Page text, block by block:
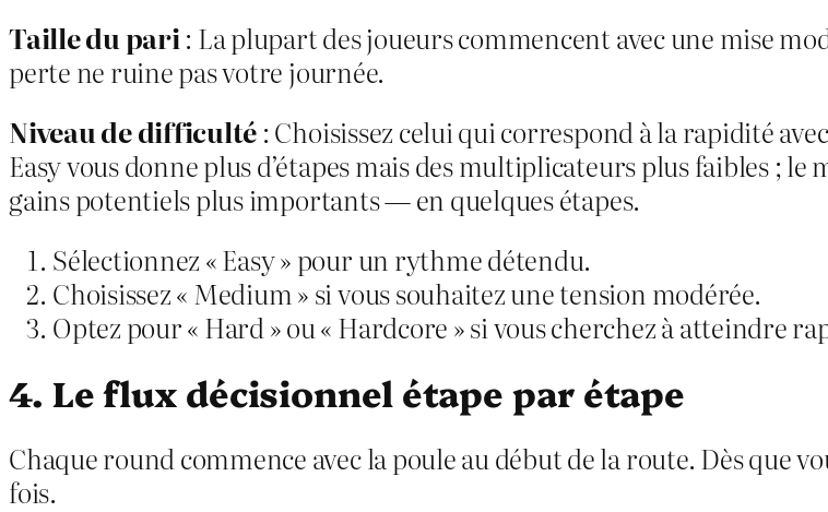
Taille du pari : La plupart des joueurs commencent avec une mise
perte ne ruine pas votre journée.
Niveau de difficulté : Choisissez celui qui correspond à la rapidité
Easy vous donne plus d’étapes mais des multiplicateurs plus faibles ;
gains potentiels plus importants — en quelques étapes.
Sélectionnez « Easy » pour un rythme détendu.
Choisissez « Medium » si vous souhaitez une tension modérée.
Optez pour « Hard » ou « Hardcore » si vous cherchez à atteindre
4. Le flux décisionnel étape par étape
Chaque round commence avec la poule au début de la route. Dès que
fois.